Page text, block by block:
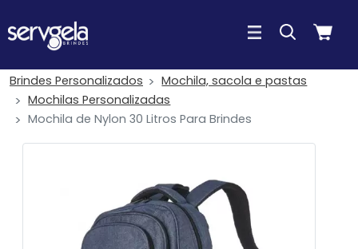
Brindes Personalizados
Mochila, sacola e pastas
Mochilas Personalizadas
Mochila de Nylon 30 Litros Para Brindes